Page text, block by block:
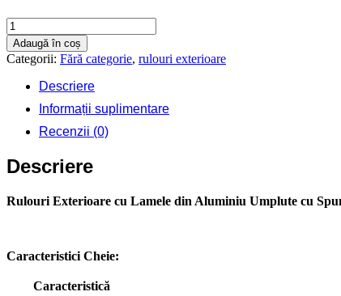
Cantitate
Rulouri
exterioare
1700
Adaugă în coș
Categorii: Fără categorie, rulouri exterioare
Descriere
Informații suplimentare
Recenzii (0)
Descriere
Rulouri Exterioare cu Lamele din Aluminiu Umplute cu
Caracteristici Cheie:
Caracteristică